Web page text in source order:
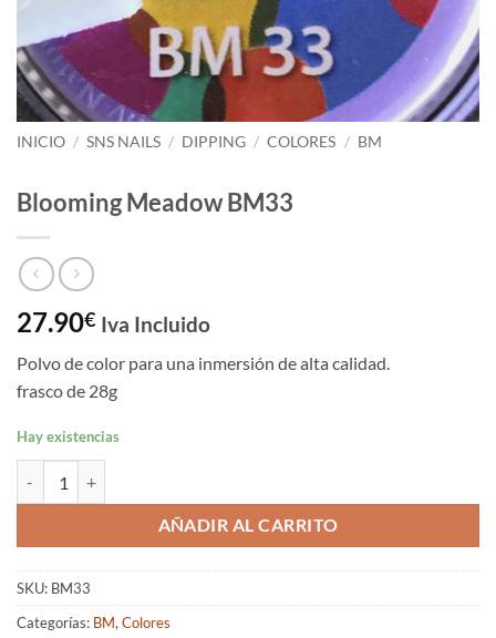
INICIO / SNS NAILS / DIPPING / COLORES / BM
Blooming Meadow BM33
27.90€ Iva Incluido
Polvo de color para una inmersión de alta calidad.
frasco de 28g
Hay existencias
AÑADIR AL CARRITO
SKU: BM33
Categorías: BM, Colores